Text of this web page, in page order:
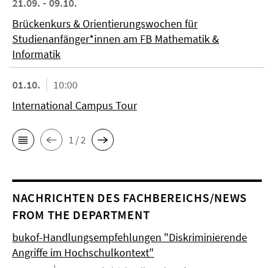
Brückenkurs & Orientierungswochen für
Studienanfänger*innen am FB Mathematik &
Informatik
01.10.
10:00
International Campus Tour
1 / 2
NACHRICHTEN DES FACHBEREICHS/NEWS
FROM THE DEPARTMENT
bukof-Handlungsempfehlungen "Diskriminierende
Angriffe im Hochschulkontext"